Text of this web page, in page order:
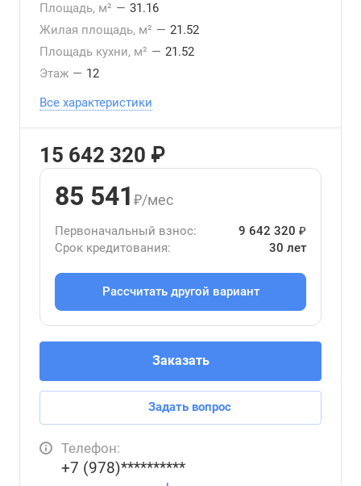
Площадь, м² — 31.16
Жилая площадь, м² — 21.52
Площадь кухни, м² — 21.52
Этаж — 12
Все характеристики
15 642 320 ₽
85 541 ₽/мес
Первоначальный взнос:
9 642 320 ₽
Срок кредитования:
30 лет
Рассчитать другой вариант
Заказать
Задать вопрос
Телефон:
+7 (978)**********